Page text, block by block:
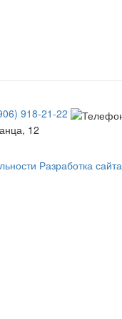
918-21-22
12
Разработка сайта